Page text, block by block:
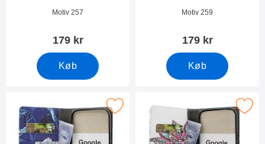
Varenr 51512Motiv 257
179 kr
Køb
Varenr 51511Motiv 259
179 kr
Køb
Google Pixel 9 / Pixel 9 Pro 5G Mobilcover Design som
Marker skimblocker Google Pixel 9 / Pixel 9